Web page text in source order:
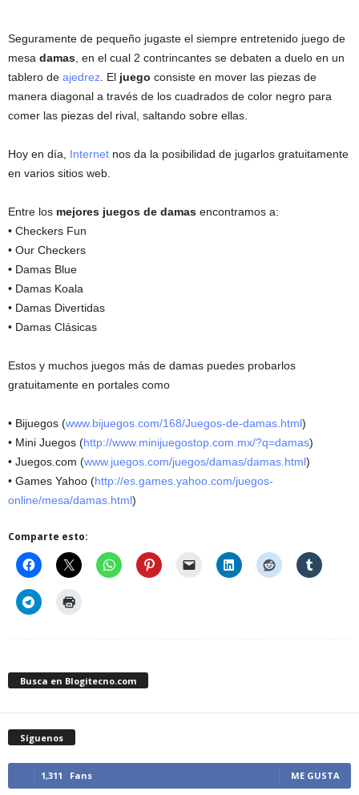
Seguramente de pequeño jugaste el siempre entretenido juego de
mesa damas , en el cual 2 contrincantes se debaten a duelo en un
tablero de ajedrez . El juego consiste en mover las piezas de
manera diagonal a través de los cuadrados de color negro para
comer las piezas del rival, saltando sobre ellas.
Hoy en día, Internet nos da la posibilidad de jugarlos gratuitamente
en varios sitios web.
Entre los mejores juegos de damas encontramos a:
• Checkers Fun
• Our Checkers
• Damas Blue
• Damas Koala
• Damas Divertidas
• Damas Clásicas
Estos y muchos juegos más de damas puedes probarlos
gratuitamente en portales como
• Bijuegos (www.bijuegos.com/168/Juegos-de-damas.html)
• Mini Juegos (http://www.minijuegostop.com.mx/?q=damas)
• Juegos.com (www.juegos.com/juegos/damas/damas.html)
• Games Yahoo (http://es.games.yahoo.com/juegos-
online/mesa/damas.html)
Comparte esto:
Busca en Blogitecno.com
Síguenos
1,311 Fans ME GUSTA